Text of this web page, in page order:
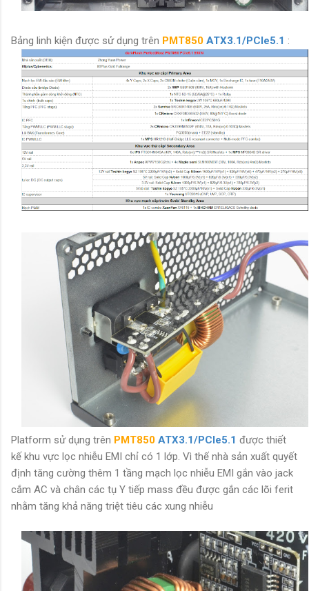
Bảng linh kiện được sử dụng trên PMT850 ATX3.1/PCIe5.1 :
Platform sử dụng trên PMT850 ATX3.1/PCIe5.1 được thiết
kế khu vực lọc nhiễu EMI chỉ có 1 lớp. Vì thế nhà sản xuất quyết
định tăng cường thêm 1 tầng mạch lọc nhiễu EMI gắn vào jack
cắm AC và chân các tụ Y tiếp mass đều được gắn các lõi ferit
nhằm tăng khả năng triệt tiêu các xung nhiễu